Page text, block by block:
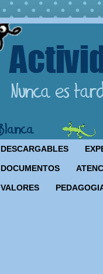
DESCARGABLES
DOCUMENTOS
VALORES